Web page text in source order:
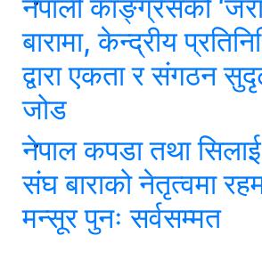
नेपाली काङ्ग्रेसको
बारामा, केन्द्रीय
द्वारा एकता र संगठन
जोड
नेपाल कपडा तथा
संघ बाराको नेतृत्वमा
मन्सूर पुनः सर्वसम्मत